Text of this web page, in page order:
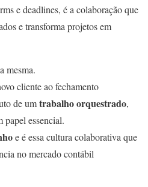
e deadlines, é a colaboração que
e transforma projetos em
mesma.
cliente ao fechamento
de umtrabalho orquestrado,
papel essencial.
e é essa cultura colaborativa que
no mercado contábil